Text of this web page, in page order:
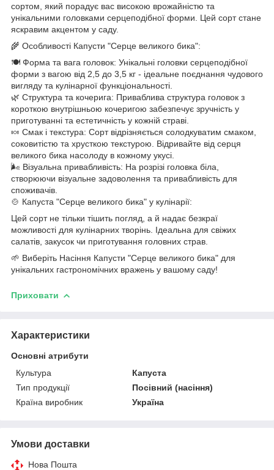
сортом, який порадує вас високою врожайністю та
унікальними головками серцеподібної форми. Цей сорт стане
яскравим акцентом у саду.
🌾 Особливості Капусти "Серце великого бика":
🍽️ Форма та вага головок: Унікальні головки серцеподібної
форми з вагою від 2,5 до 3,5 кг - ідеальне поєднання чудового
вигляду та кулінарної функціональності.
🌿 Структура та кочерига: Приваблива структура головок з
короткою внутрішньою кочеригою забезпечує зручність у
приготуванні та естетичність у кожній страві.
🍬 Смак і текстура: Сорт відрізняється солодкуватим смаком,
соковитістю та хрусткою текстурою. Відривайте від серця
великого бика насолоду в кожному укусі.
🌬️ Візуальна привабливість: На розрізі головка біла,
створюючи візуальне задоволення та привабливість для
споживачів.
🍲 Капуста "Серце великого бика" у кулінарії:
Цей сорт не тільки тішить погляд, а й надає безкраї
можливості для кулінарних творінь. Ідеальна для свіжих
салатів, закусок чи приготування головних страв.
🌱 Виберіть Насіння Капусти "Серце великого бика" для
унікальних гастрономічних вражень у вашому саду!
Приховати
Характеристики
Основні атрибути
Культура
Капуста
Тип продукції
Посівний (насіння)
Країна виробник
Україна
Умови доставки
Нова Пошта